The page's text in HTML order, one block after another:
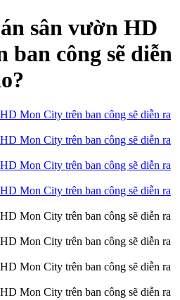
sân vườn HD
công sẽ diễn